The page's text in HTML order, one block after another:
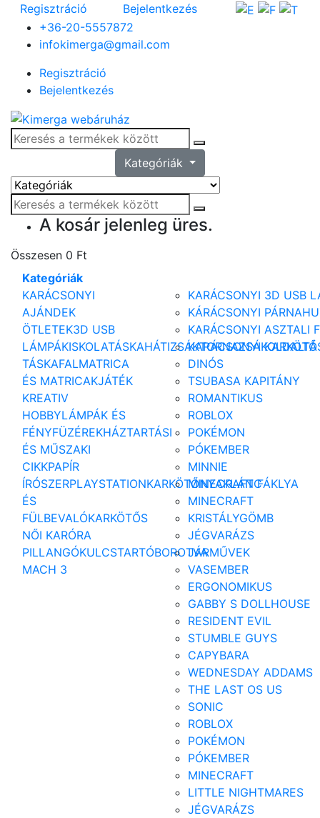
Regisztráció
Bejelentkezés
+36-20-5557872
infokimerga@gmail.com
Regisztráció
Bejelentkezés
Kategóriák
A kosár jelenleg üres.
Összesen 0 Ft
Kategóriák
KARÁCSONYI
AJÁNDEK
ÖTLETEK3D USB
LÁMPÁKISKOLATÁSKAHÁTIZSÁKTORNAZSÁK
TÁSKAFALMATRICA
ÉS MATRICAKJÁTÉK
KREATIV
HOBBYLÁMPÁK ÉS
FÉNYFÜZÉREKHÁZTARTÁSI
ÉS MŰSZAKI
CIKKPAPÍR
ÍRÓSZERPLAYSTATIONKARKÖTŐNYAKLÁNC
ÉS
FÜLBEVALÓKARKÖTŐS
NŐI KARÓRA
PILLANGÓKULCSTARTÓBOROTVA
MACH 3
KARÁCSONYI 3D USB
KÁRÁCSONYI
KARÁCSONYI ASZTALI
KARÁCSONYI KARKÖTŐ
DINÓS
TSUBASA KAPITÁNY
ROMANTIKUS
ROBLOX
POKÉMON
PÓKEMBER
MINNIE
MINECRAFT FÁKLYA
MINECRAFT
KRISTÁLYGÖMB
JÉGVARÁZS
JÁRMŰVEK
VASEMBER
ERGONOMIKUS
GABBY S DOLLHOUSE
RESIDENT EVIL
STUMBLE GUYS
CAPYBARA
WEDNESDAY ADDAMS
THE LAST OS US
SONIC
ROBLOX
POKÉMON
PÓKEMBER
MINECRAFT
LITTLE NIGHTMARES
JÉGVARÁZS